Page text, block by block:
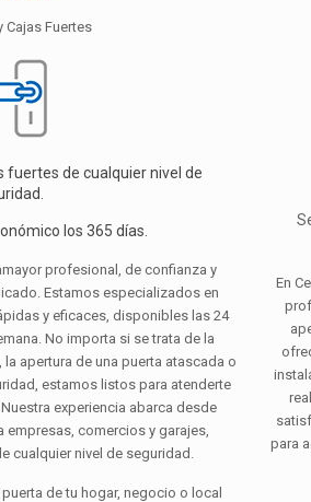
Cajas Fuertes
fuertes de cualquier nivel de
los 365 días.
profesional, de confianza y
Estamos especializados en
y eficaces, disponibles las 24
No importa si se trata de la
apertura de una puerta atascada o
estamos listos para atenderte
experiencia abarca desde
empresas, comercios y garajes,
cualquier nivel de seguridad.
de tu hogar, negocio o local
En
para